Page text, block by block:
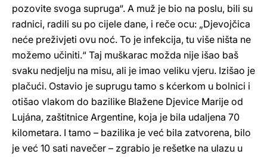
pozovite svoga supruga“. A muž je bio na poslu, bili su
radnici, radili su po cijele dane, i reče ocu: „Djevojčica
neće preživjeti ovu noć. To je infekcija, tu više ništa ne
možemo učiniti.“ Taj muškarac možda nije išao baš
svaku nedjelju na misu, ali je imao veliku vjeru. Izišao je
plačući. Ostavio je suprugu tamo s kćerkom u bolnici i
otišao vlakom do bazilike Blažene Djevice Marije od
Lujána, zaštitnice Argentine, koja je bila udaljena 70
kilometara. I tamo – bazilika je već bila zatvorena, bilo
je već 10 sati navečer – zgrabio je rešetke na ulazu u